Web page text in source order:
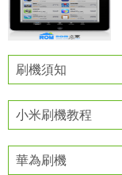
刷機須知
小米刷機教程
華為刷機